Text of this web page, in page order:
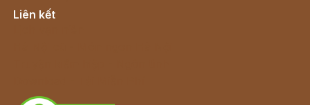
Liên kết